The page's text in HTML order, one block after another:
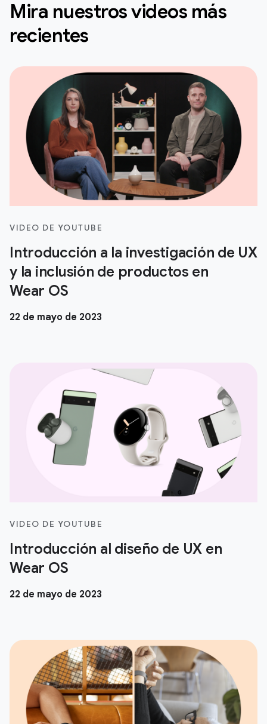
Mira nuestros videos más
recientes
VIDEO DE YOUTUBE
Introducción a la investigación de UX
y la inclusión de productos en
Wear OS
22 de mayo de 2023
VIDEO DE YOUTUBE
Introducción al diseño de UX en
Wear OS
22 de mayo de 2023